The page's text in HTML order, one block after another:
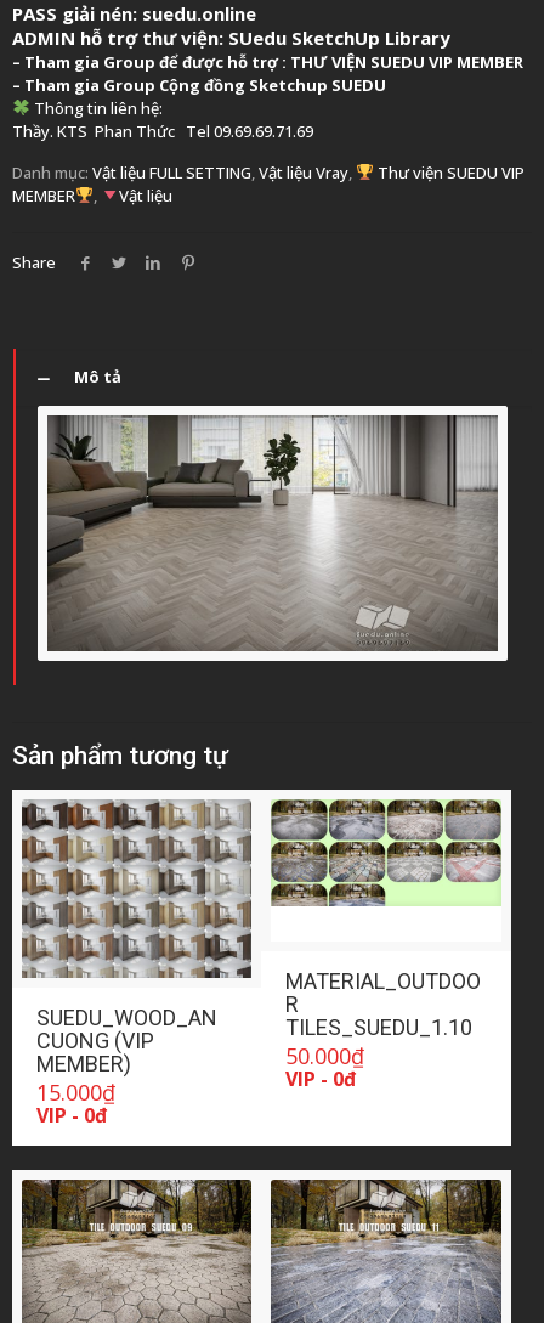
PASS giải nén: suedu.online
ADMIN hỗ trợ thư viện: SUedu SketchUp Library
– Tham gia Group để được hỗ trợ : THƯ VIỆN SUEDU VIP MEMBER
– Tham gia Group Cộng đồng Sketchup SUEDU
Thông tin liên hệ:
Thầy. KTS Phan Thức Tel 09.69.69.71.69
Danh mục: Vật liệu FULL SETTING,Vật liệu Vray,
Thư viện SUEDU VIP
MEMBER
, Vật liệu
Share
Mô tả
Sản phẩm tương tự
SUEDU_WOOD_AN
CUONG (VIP
MEMBER)
15.000₫
VIP - 0đ
MATERIAL_OUTDOO
R
TILES_SUEDU_1.10
50.000₫
VIP - 0đ